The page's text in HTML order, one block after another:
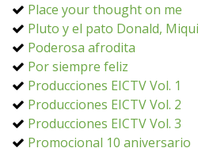
Place your thought on me
Pluto y el pato Donald, Miqui
Poderosa afrodita
Por siempre feliz
Producciones EICTV Vol. 1
Producciones EICTV Vol. 2
Producciones EICTV Vol. 3
Promocional 10 aniversario